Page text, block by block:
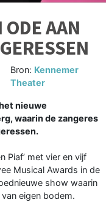
ODE AAN
Bron: Kennemer
Theater
nieuwe
waarin de zangeres
Piaf’ met vier en vijf
Musical Awards in de
show waarin
eigen bodem.